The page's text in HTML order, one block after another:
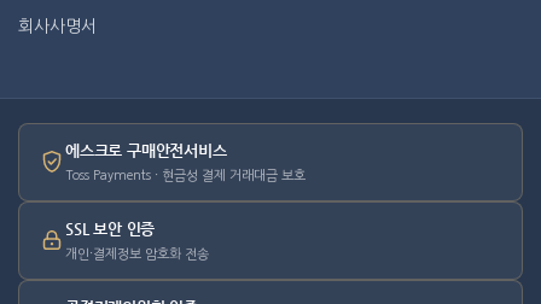
회사사명서
에스크로 구매안전서비스
Toss Payments · 현금성 결제 거래대금 보호
SSL 보안 인증
개인·결제정보 암호화 전송